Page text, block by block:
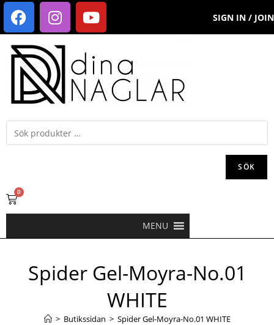
SIGN IN / JOIN
SÖK
0
MENU
Spider Gel-Moyra-No.01
WHITE
> Butikssidan > Spider Gel-Moyra-No.01 WHITE